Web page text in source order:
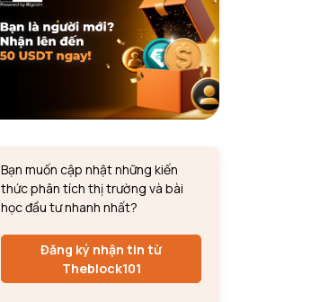
Bạn muốn cập nhật những kiến
thức phân tích thị trường và bài
học đầu tư nhanh nhất?
Đăng ký nhận tin từ
Theblock101